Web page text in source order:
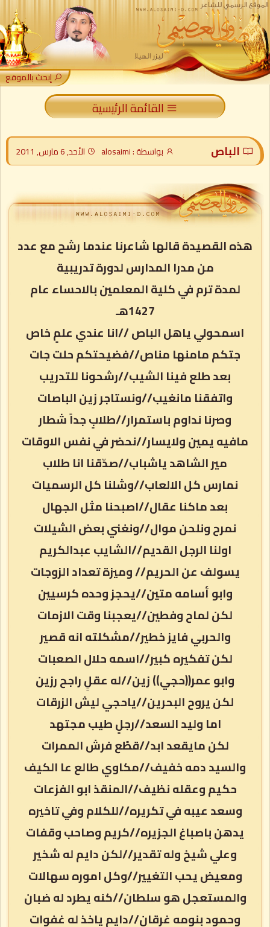
إبحث بالموقع
القائمة الرئيسية
الباص بواسطة : alosaimi الأحد, 6 مارس, 2011
هذه القصيدة قالها شاعرنا عندما رشح مع عدد
من مدرا المدارس لدورة تدريبية
لمدة ترم في كلية المعلمين بالاحساء عام
1427هـ
اسمحولي ياهل الباص //انا عندي علمٍ خاص
جتكم مامنها مناص//فضيحتكم حلت جات
بعد طلع فينا الشيب//رشحونا للتدريب
واتفقنا مانغيب//ونستاجر زين الباصات
وصرنا نداوم باستمرار//طلابٍ جداً شطار
مافيه يمين ولايسار//نحضر في نفس الاوقات
مير الشاهد ياشباب//صدّقنا انا طلاب
نمارس كل الالعاب//وشلنا كل الرسميات
بعد ماكنا عقال//اصبحنا مثل الجهال
نمرح ونلحن موال//ونغني بعض الشيلات
اولنا الرجل القديم//الشايب عبدالكريم
يسولف عن الحريم// وميزة تعداد الزوجات
وابو أسامه متين//يحجز وحده كرسيين
لكن لماح وفطين//يعجبنا وقت الازمات
والحربي فايز خطير//مشكلته انه قصير
لكن تفكيره كبير//اسمه حلال الصعبات
وابو عمر((حجي)) زين//له عقلٍ راجح رزين
لكن يروح البحرين//ياحجي ليش الزرقات
اما وليد السعد//رجلٍ طيب مجتهد
لكن مايقعد ابد//قطّع فرش الممرات
والسيد دمه خفيف//مكاوي طالع عا الكيف
حكيم وعقله نظيف//المنقذ ابو الفزعات
وسعد عيبه في تكريره//للكلام وفي تاخيره
يدهن باصباغ الجزيره//كريم وصاحب وقفات
وعلي شيخ وله تقدير//لكن دايم له شخير
ومعيض يحب التغيير//وكل اموره سهالات
والمستعجل هو سلطان//كنه يطرد له ضبان
وحمود بنومه غرقان//دايم ياخذ له غفوات